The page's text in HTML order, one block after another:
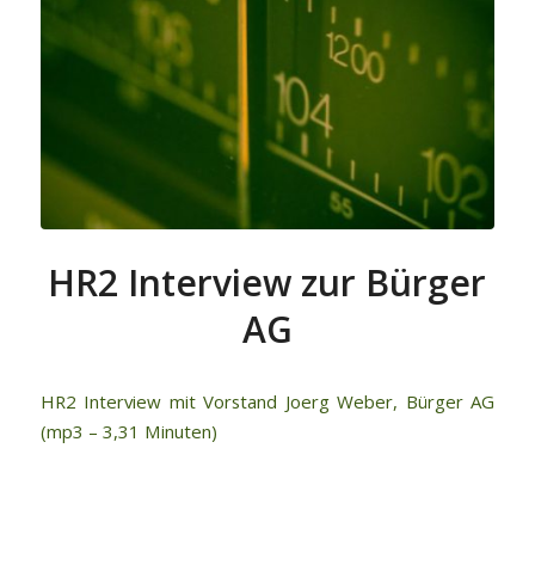
HR2 Interview zur Bürger
AG
HR2 Interview mit Vorstand Joerg Weber, Bürger AG
(mp3 – 3,31 Minuten)